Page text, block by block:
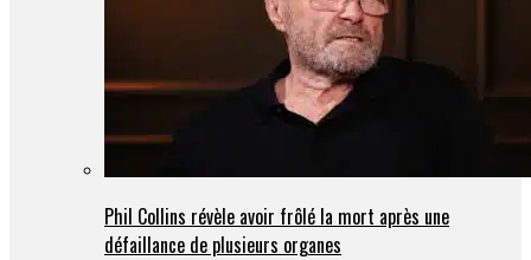
Phil Collins révèle avoir frôlé la mort après une
défaillance de plusieurs organes